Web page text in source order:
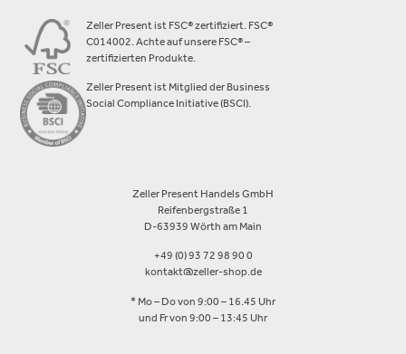
Zeller Present ist FSC® zertifiziert. FSC®
C014002. Achte auf unsere FSC® –
zertifizierten Produkte.
Zeller Present ist Mitglied der Business
Social Compliance Initiative (BSCI).
Zeller Present Handels GmbH
Reifenbergstraße 1
D-63939 Wörth am Main
+49 (0) 93 72 98 90 0
kontakt@zeller-shop.de
* Mo – Do von 9:00 – 16.45 Uhr
und Fr von 9:00 – 13:45 Uhr